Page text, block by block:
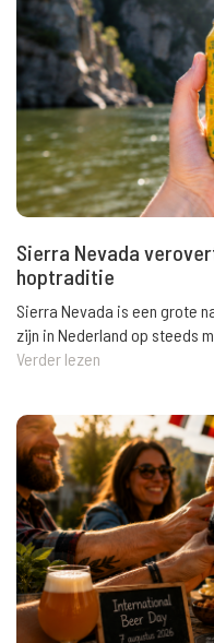
Sierra Nevada
hoptraditie
Sierra Nevada is een grote
zijn in Nederland op steeds
Verder lezen